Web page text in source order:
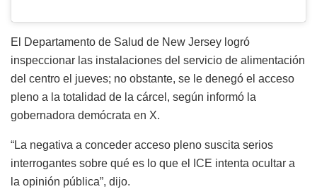
El Departamento de Salud de New Jersey logró
inspeccionar las instalaciones del servicio de alimentación
del centro el jueves; no obstante, se le denegó el acceso
pleno a la totalidad de la cárcel, según informó la
gobernadora demócrata en X.
“La negativa a conceder acceso pleno suscita serios
interrogantes sobre qué es lo que el ICE intenta ocultar a
la opinión pública”, dijo.